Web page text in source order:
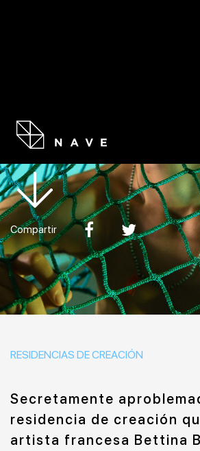
SECRETAMENTE
Compartir
RESIDENCIAS DE CREACIÓN
Secretamente
residencia de creación
artista francesa Bettina